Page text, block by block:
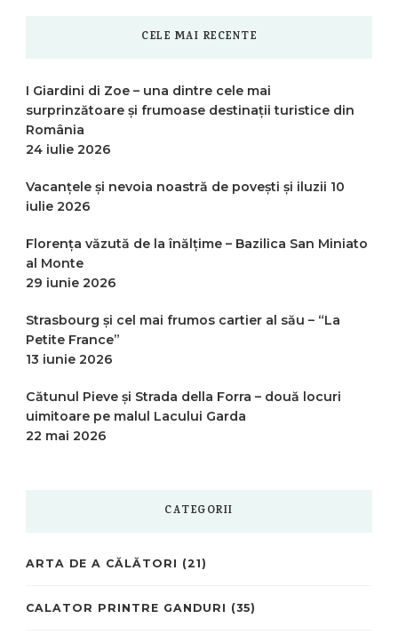
CELE MAI RECENTE
I Giardini di Zoe – una dintre cele mai
surprinzătoare și frumoase destinații turistice din
România
24 iulie 2026
Vacanțele și nevoia noastră de povești și iluzii 10
iulie 2026
Florența văzută de la înălțime – Bazilica San Miniato
al Monte
29 iunie 2026
Strasbourg și cel mai frumos cartier al său – “La
Petite France”
13 iunie 2026
Cătunul Pieve și Strada della Forra – două locuri
uimitoare pe malul Lacului Garda
22 mai 2026
CATEGORII
ARTA DE A CĂLĂTORI (21)
CALATOR PRINTRE GANDURI (35)